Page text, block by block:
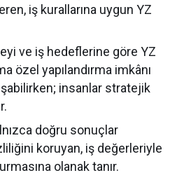
iş kurallarına uygun YZ
ve iş hedeflerine göre YZ
özel yapılandırma imkânı
insanlar stratejik
doğru sonuçlar
koruyan, iş değerleriyle
olanak tanır.